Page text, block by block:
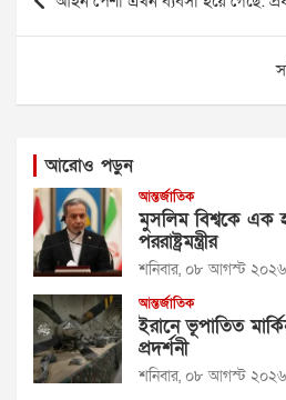
navigation
আরোও পড়ুন
আন্তর্জাতিক
মুসলিম বিশ্বকে এক
পররাষ্ট্রমন্ত্রীর
শনিবার, ০৮ আগস্ট ২০২৬
আন্তর্জাতিক
ইরানে ভূপাতিত
প্রদর্শনী
শনিবার, ০৮ আগস্ট ২০২৬